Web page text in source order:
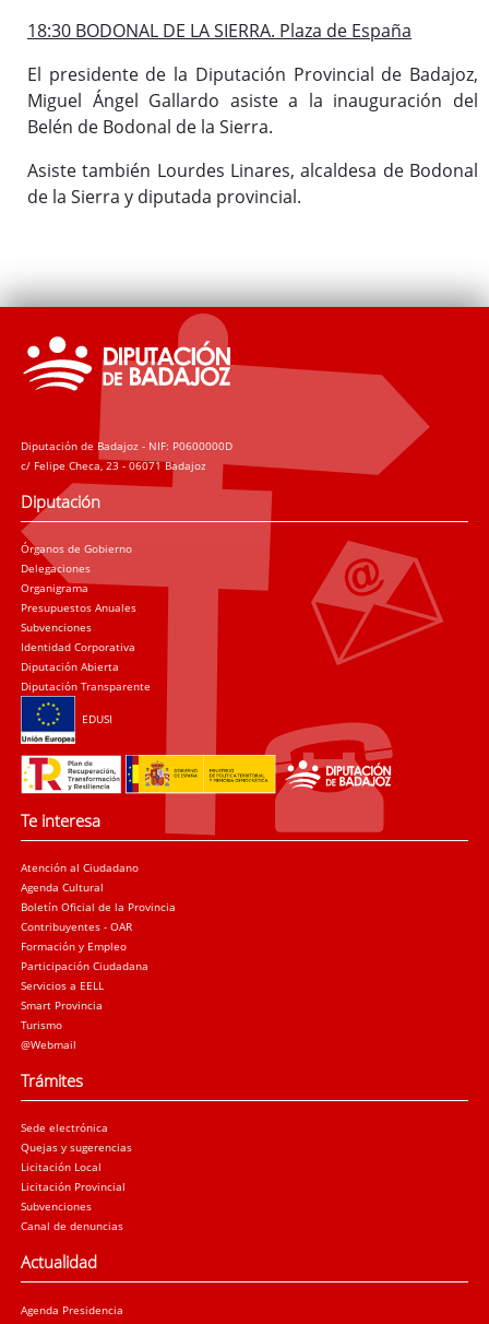
18:30 BODONAL DE LA SIERRA. Plaza de España
El presidente de la Diputación Provincial de Badajoz,
Miguel Ángel Gallardo asiste a la inauguración del
Belén de Bodonal de la Sierra.
Asiste también Lourdes Linares, alcaldesa de Bodonal
de la Sierra y diputada provincial.
Diputación de Badajoz - NIF: P0600000D
c/ Felipe Checa, 23 - 06071 Badajoz
Diputación
Órganos de Gobierno
Delegaciones
Organigrama
Presupuestos Anuales
Subvenciones
Identidad Corporativa
Diputación Abierta
Diputación Transparente
EDUSI
Te interesa
Atención al Ciudadano
Agenda Cultural
Boletín Oficial de la Provincia
Contribuyentes - OAR
Formación y Empleo
Participación Ciudadana
Servicios a EELL
Smart Provincia
Turismo
@Webmail
Trámites
Sede electrónica
Quejas y sugerencias
Licitación Local
Licitación Provincial
Subvenciones
Canal de denuncias
Actualidad
Agenda Presidencia